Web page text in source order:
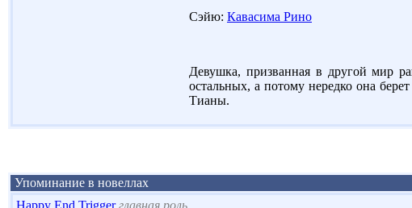
Сэйю: Кавасима Рино
Девушка, призванная в другой мир
остальных, а потому нередко она
Тианы.
Упоминание в новеллах
Happy End Trigger главная роль